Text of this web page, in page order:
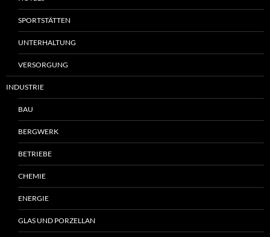
SPORTSTÄTTEN
UNTERHALTUNG
VERSORGUNG
INDUSTRIE
BAU
BERGWERK
BETRIEBE
CHEMIE
ENERGIE
GLAS UND PORZELLAN